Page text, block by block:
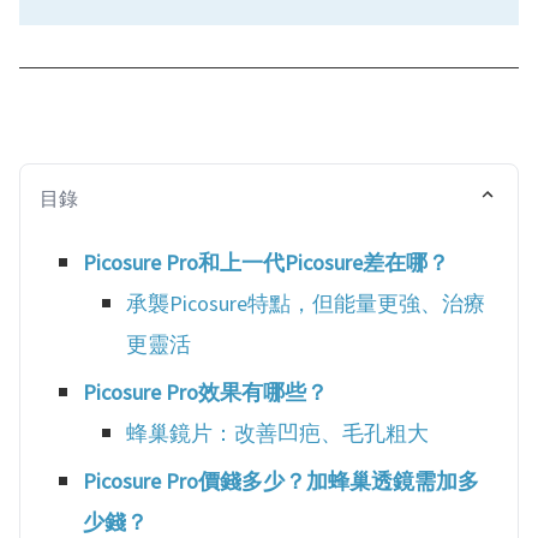
目錄
Picosure Pro和上一代Picosure差在哪？
承襲Picosure特點，但能量更強、治療
更靈活
Picosure Pro效果有哪些？
蜂巢鏡片：改善凹疤、毛孔粗大
Picosure Pro價錢多少？加蜂巢透鏡需加多
少錢？